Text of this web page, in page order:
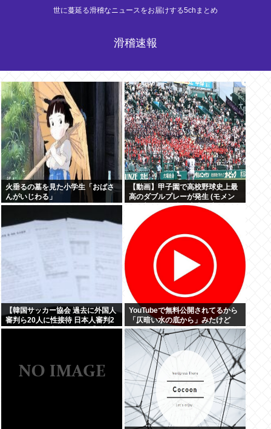
世に蔓延る滑稽なニュースをお届けする5chまとめ
滑稽速報
火垂るの墓を見た小学生「おばさ
んがいじわる」
【動画】甲子園で高校野球史上最
高のダブルプレーが発生 (モメン
らの想像の25倍は史上最高)これも
うプロ野球超えてるだろ…
【韓国サッカー協会 過去に外国人
審判ら20人に性接待 日本人審判2
人も含む…一度も負けなし】韓国
YouTubeで無料公開されてるから
「仄暗い水の底から」みたけど